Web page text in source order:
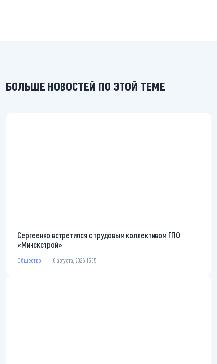
БОЛЬШЕ НОВОСТЕЙ ПО ЭТОЙ ТЕМЕ
Сергеенко встретился с трудовым коллективом ГПО
«Минскстрой»
Общество 6 августа, 2026 15:05